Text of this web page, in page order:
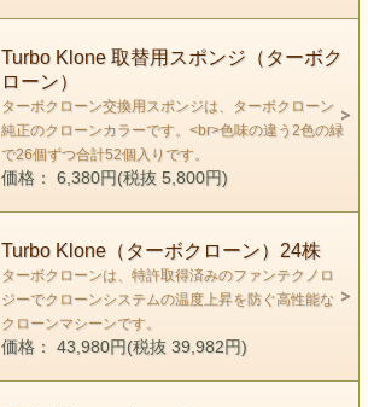
Turbo Klone 取替用スポンジ（ターボク
ローン）
ターボクローン交換用スポンジは、ターボクローン
純正のクローンカラーです。<br>色味の違う2色の緑
で26個ずつ合計52個入りです。
価格： 6,380円(税抜 5,800円)
Turbo Klone（ターボクローン）24株
ターボクローンは、特許取得済みのファンテクノロ
ジーでクローンシステムの温度上昇を防ぐ高性能な
クローンマシーンです。
価格： 43,980円(税抜 39,982円)